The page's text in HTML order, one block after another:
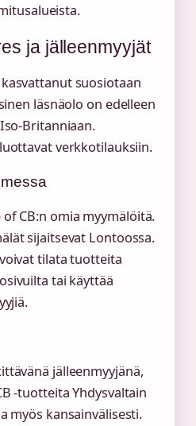
ja jälleenmyyjät
suosiotaan
läsnäolo on edelleen
Britanniaan.
verkkotilauksiin.
CB:n omia myymälöitä.
sijaitsevat Lontoossa.
tilata tuotteita
tai käyttää
jälleenmyyjänä,
-tuotteita Yhdysvaltain
myös kansainvälisesti.